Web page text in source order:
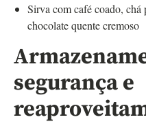
Sirva com café coado, chá
chocolate quente cremoso
segurança e